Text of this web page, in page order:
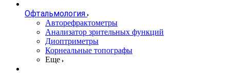
Офтальмология
Авторефрактометры
Анализатор зрительных функций
Диоптриметры
Корнеальные топографы
Еще